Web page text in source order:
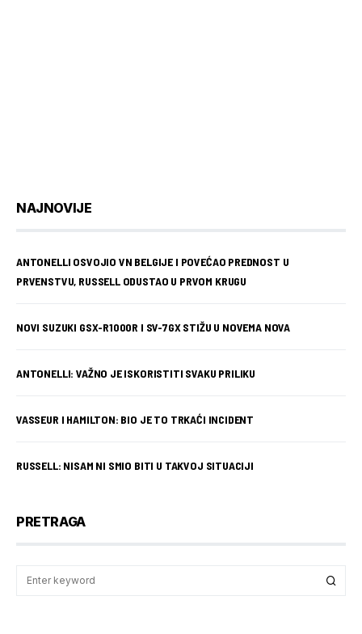
NAJNOVIJE
ANTONELLI OSVOJIO VN BELGIJE I POVEĆAO PREDNOST U
PRVENSTVU, RUSSELL ODUSTAO U PRVOM KRUGU
NOVI SUZUKI GSX-R1000R I SV-7GX STIŽU U NOVEMA NOVA
ANTONELLI: VAŽNO JE ISKORISTITI SVAKU PRILIKU
VASSEUR I HAMILTON: BIO JE TO TRKAĆI INCIDENT
RUSSELL: NISAM NI SMIO BITI U TAKVOJ SITUACIJI
PRETRAGA